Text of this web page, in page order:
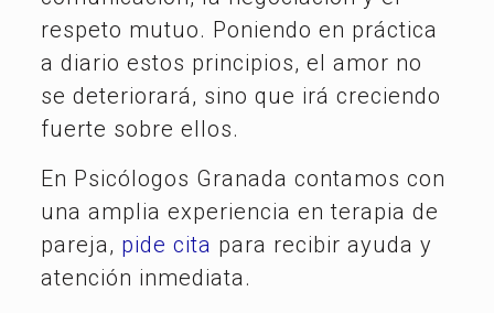
respeto mutuo. Poniendo en práctica
a diario estos principios, el amor no
se deteriorará, sino que irá creciendo
fuerte sobre ellos.
En Psicólogos Granada contamos con
una amplia experiencia en terapia de
pareja, pide cita para recibir ayuda y
atención inmediata.